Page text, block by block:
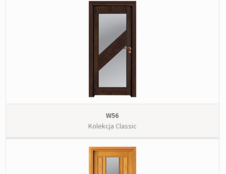
W56
Kolekcja Classic